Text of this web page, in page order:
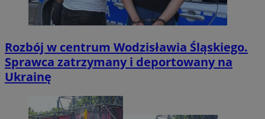
Rozbój w centrum Wodzisławia Śląskiego.
Sprawca zatrzymany i deportowany na
Ukrainę